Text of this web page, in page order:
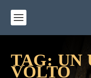
TAG: UN
VOLTO